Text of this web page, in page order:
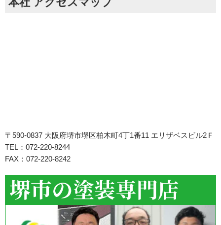
〒590-0837 大阪府堺市堺区柏木町4丁1番11 エリザベスビル2Ｆ
TEL：072-220-8244
FAX：072-220-8242